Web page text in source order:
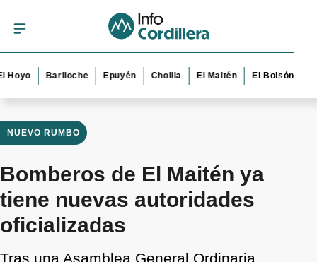
Bariloche Epuyén Cholila El Maitén El Bolsón Esquel
NUEVO RUMBO
Bomberos de El Maitén ya
tiene nuevas autoridades
oficializadas
Tras una Asamblea General Ordinaria,